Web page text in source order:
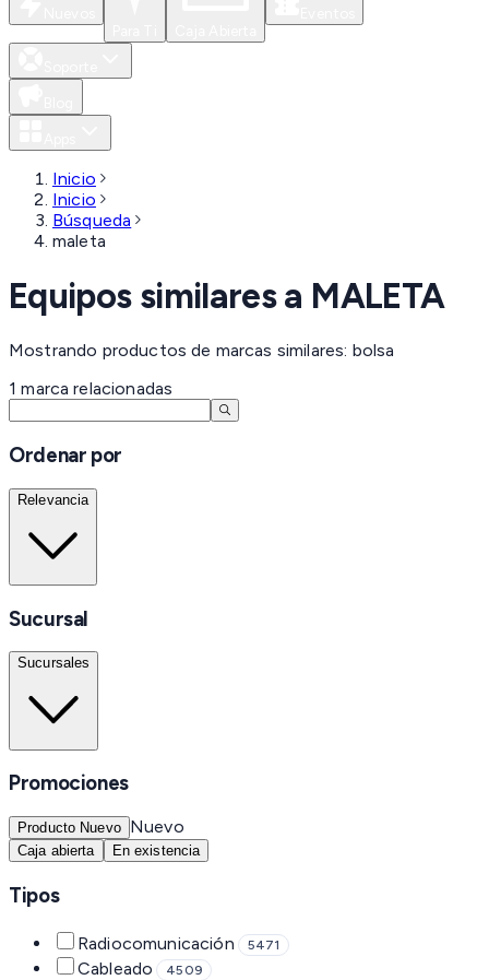
Inicio
Inicio
Búsqueda
maleta
Equipos similares a MALETA
Mostrando productos de marcas similares: bolsa
1 marca relacionadas
Ordenar por
Relevancia
Sucursal
Sucursales
Promociones
Producto Nuevo Nuevo
Caja abierta En existencia
Tipos
Radiocomunicación 5471
Cableado 4509